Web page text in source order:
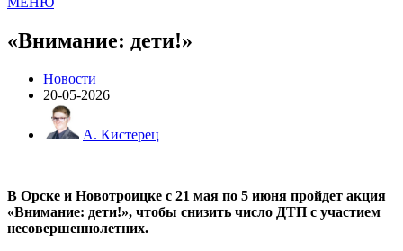
«Внимание: дети!»
Новости
20-05-2026
А. Кистерец
В Орске и Новотроицке с 21 мая по 5 июня пройдет акция
«Внимание: дети!», чтобы снизить число ДТП с участием
несовершеннолетних.